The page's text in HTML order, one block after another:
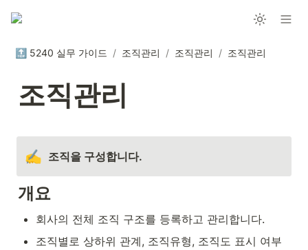
🔝 5240 실무 가이드 / 조직관리 / 조직관리 / 조직관리
조직관리
✍️ 조직을 구성합니다.
개요
회사의 전체 조직 구조를 등록하고 관리합니다.
조직별로 상하위 관계, 조직유형, 조직도 표시 여부